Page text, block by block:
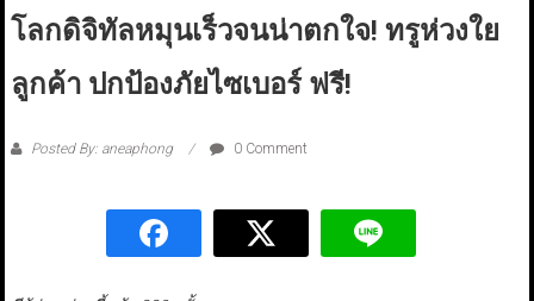
โลกดิจิทัลหมุนเร็วจนน่าตกใจ! ทรูห่วงใย
ลูกค้า ปกป้องภัยไซเบอร์ ฟรี!
Posted By: aneaphong 0 Comment